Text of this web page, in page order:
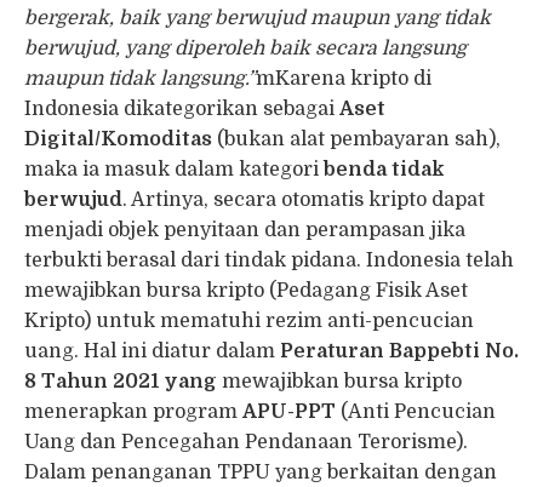
bergerak, baik yang berwujud maupun yang tidak
berwujud, yang diperoleh baik secara langsung
maupun tidak langsung.”mKarena kripto di
Indonesia dikategorikan sebagai Aset
Digital/Komoditas (bukan alat pembayaran sah),
maka ia masuk dalam kategori benda tidak
berwujud. Artinya, secara otomatis kripto dapat
menjadi objek penyitaan dan perampasan jika
terbukti berasal dari tindak pidana. Indonesia telah
mewajibkan bursa kripto (Pedagang Fisik Aset
Kripto) untuk mematuhi rezim anti-pencucian
uang. Hal ini diatur dalam Peraturan Bappebti No.
8 Tahun 2021 yang mewajibkan bursa kripto
menerapkan program APU-PPT (Anti Pencucian
Uang dan Pencegahan Pendanaan Terorisme).
Dalam penanganan TPPU yang berkaitan dengan